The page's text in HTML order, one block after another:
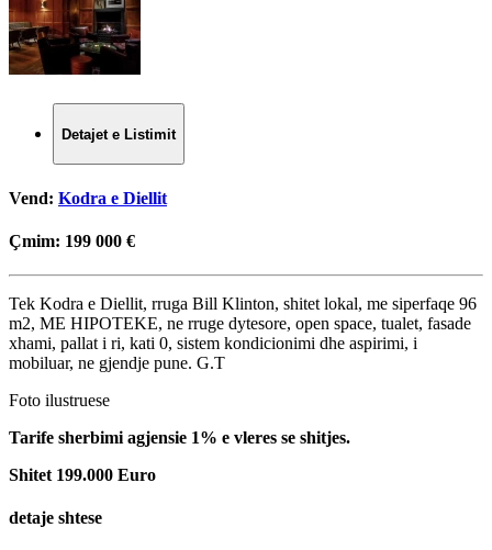
Detajet e Listimit
Vend: Kodra e Diellit
Çmim: 199 000 €
Tek Kodra e Diellit, rruga Bill Klinton, shitet lokal, me siperfaqe 96
m2, ME HIPOTEKE, ne rruge dytesore, open space, tualet, fasade
xhami, pallat i ri, kati 0, sistem kondicionimi dhe aspirimi, i
mobiluar, ne gjendje pune. G.T
Foto ilustruese
Tarife sherbimi agjensie 1% e vleres se shitjes.
Shitet 199.000 Euro
detaje shtese